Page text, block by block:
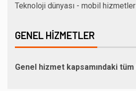
Teknoloji dünyası - mobil
GENEL HIZMETLER
Genel hizmet kapsamındaki